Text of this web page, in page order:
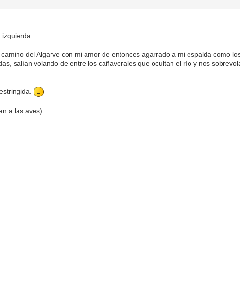
del Algarve con mi amor de entonces agarrado a mi espalda como
salían volando de entre los cañaverales que ocultan el río y nos
a las aves)